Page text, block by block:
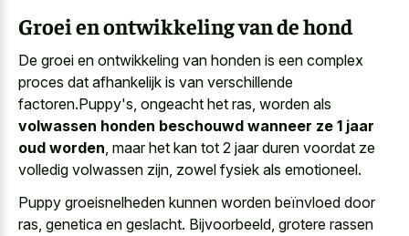
Groei en ontwikkeling van de hond
De groei en ontwikkeling van honden is een complex
proces dat afhankelijk is van verschillende
factoren.Puppy's, ongeacht het ras, worden als
volwassen honden beschouwd wanneer ze 1 jaar
oud worden , maar het kan tot 2 jaar duren voordat ze
volledig volwassen zijn, zowel fysiek als emotioneel.
Puppy groeisnelheden kunnen worden beïnvloed door
ras, genetica en geslacht. Bijvoorbeeld, grotere rassen